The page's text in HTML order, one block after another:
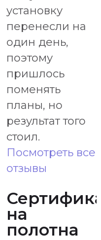
установку
перенесли на
один день,
поэтому
пришлось
поменять
планы, но
результат того
стоил.
Посмотреть все
отзывы
на
полотна